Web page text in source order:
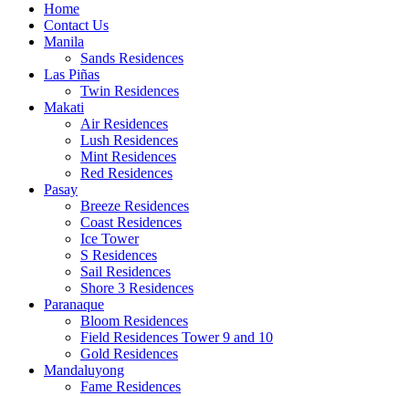
Home
Contact Us
Manila
Sands Residences
Las Piñas
Twin Residences
Makati
Air Residences
Lush Residences
Mint Residences
Red Residences
Pasay
Breeze Residences
Coast Residences
Ice Tower
S Residences
Sail Residences
Shore 3 Residences
Paranaque
Bloom Residences
Field Residences Tower 9 and 10
Gold Residences
Mandaluyong
Fame Residences